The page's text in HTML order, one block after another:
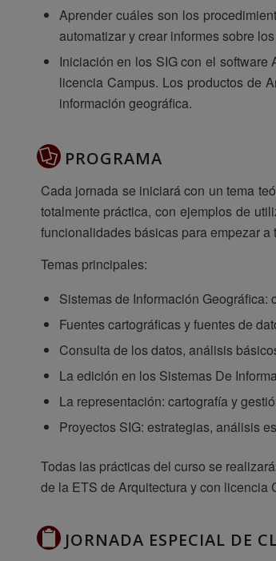
Aprender cuáles son los
automatizar y crear informes sobre
Iniciación en los SIG con el
licencia Campus. Los productos de
información geográfica.
PROGRAMA
Cada jornada se iniciará con un tema
totalmente práctica, con ejemplos de
funcionalidades básicas para empezar
Temas principales:
Sistemas de Información
Fuentes cartográficas y fuentes de
Consulta de los datos, análisis
La edición en los Sistemas De
La representación: cartografía y
Proyectos SIG: estrategias, análisis
Todas las prácticas del curso se
de la ETS de Arquitectura y con licencia
JORNADA ESPECIAL DE